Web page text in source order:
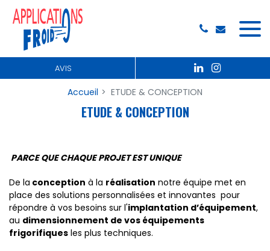
AVIS
Accueil ETUDE & CONCEPTION
ETUDE & CONCEPTION
PARCE QUE CHAQUE PROJET EST UNIQUE
De la conception à la réalisation notre équipe met en
place des solutions personnalisées et innovantes pour
répondre à vos besoins sur l'implantation d’équipement,
au dimensionnement de vos équipements
frigorifiques les plus techniques.
Panneau de gestion des cookies